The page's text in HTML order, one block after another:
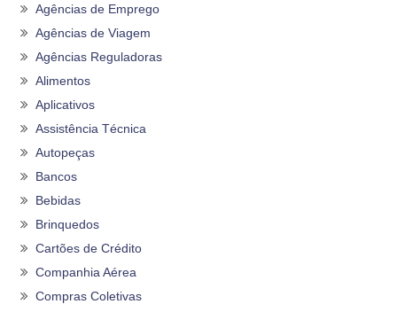
Agências de Emprego
Agências de Viagem
Agências Reguladoras
Alimentos
Aplicativos
Assistência Técnica
Autopeças
Bancos
Bebidas
Brinquedos
Cartões de Crédito
Companhia Aérea
Compras Coletivas